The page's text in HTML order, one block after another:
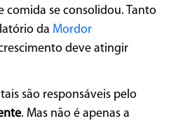
comida se consolidou. Tanto
da Mordor
deve atingir
são responsáveis pelo
. Mas não é apenas a